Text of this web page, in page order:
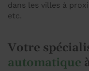
dans les villes à
etc.
Votre
automatique